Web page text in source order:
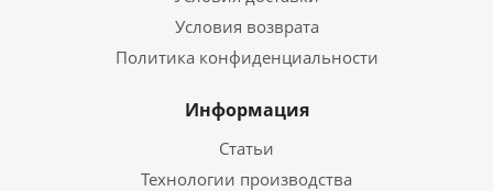
Условия возврата
Политика конфиденциальности
Информация
Статьи
Технологии производства